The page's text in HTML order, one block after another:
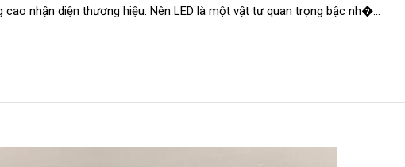
nhận diện thương hiệu. Nên LED là một vật tư quan trọng bậc nh�...